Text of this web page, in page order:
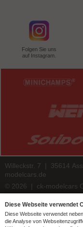
Folgen Sie uns
auf Instagram.
Willeckstr. 7 | 35614
modelcars.de
© 2026 | ck-modelcars
Diese Webseite verwendet
Diese Webseite verwendet
die Analyse von